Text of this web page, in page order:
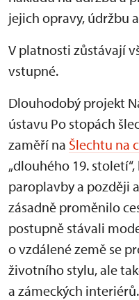
jejich opravy, údržbu
V platnosti zůstávají
vstupné.
Dlouhodobý projekt
ústavu Po stopách
zaměří na Šlechtu na
„dlouhého 19.
paroplavby a později
zásadně proměnilo
postupně stávali
o vzdálené země se
životního stylu, ale
a zámeckých interiérů.